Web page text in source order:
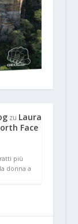
zu Laura
Face
più
donna a